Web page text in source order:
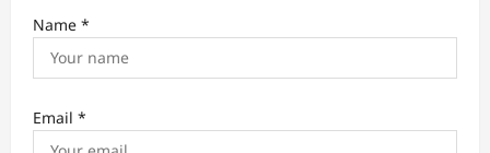
Name *
Email *